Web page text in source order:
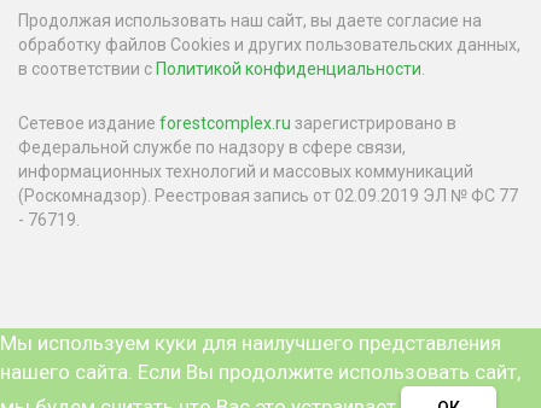
Продолжая использовать наш сайт, вы даете согласие на
обработку файлов Cookies и других пользовательских данных,
в соответствии сПолитикой конфиденциальности
Сетевое издание forestcomplex.ru зарегистрировано в
Федеральной службе по надзору в сфере связи,
информационных технологий и массовых коммуникаций
(Роскомнадзор). Реестровая запись от 02.09.2019 ЭЛ № ФС 77
- 76719.
Мы используем куки для наилучшего представления
нашего сайта. Если Вы продолжите использовать сайт,